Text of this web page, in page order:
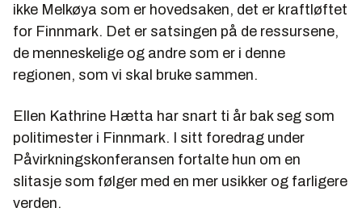
ikke Melkøya som er hovedsaken, det er kraftløftet
for Finnmark. Det er satsingen på de ressursene,
de menneskelige og andre som er i denne
regionen, som vi skal bruke sammen.
Ellen Kathrine Hætta har snart ti år bak seg som
politimester i Finnmark. I sitt foredrag under
Påvirkningskonferansen fortalte hun om en
slitasje som følger med en mer usikker og farligere
verden.